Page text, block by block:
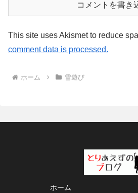
コメントを書き
This site uses Akismet to reduce
comment data is processed.
ホーム 雪遊び
ホーム